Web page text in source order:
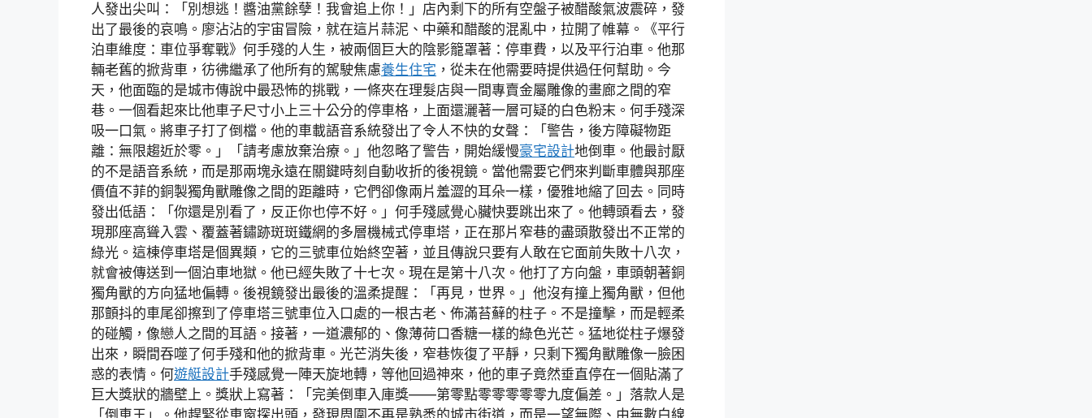
人發出尖叫：「別想逃！醬油黨餘孽！我會追上你！」店內剩下的所有空盤子被醋酸氣波震碎，發
出了最後的哀鳴。廖沾沾的宇宙冒險，就在這片蒜泥、中藥和醋酸的混亂中，拉開了帷幕。《平行
泊車維度：車位爭奪戰》何手殘的人生，被兩個巨大的陰影籠罩著：停車費，以及平行泊車。他那
輛老舊的掀背車，彷彿繼承了他所有的駕駛焦慮養生住宅 ，從未在他需要時提供過任何幫助。今
天，他面臨的是城市傳說中最恐怖的挑戰，一條夾在理髮店與一間專賣金屬雕像的畫廊之間的窄
巷。一個看起來比他車子尺寸小上三十公分的停車格，上面還灑著一層可疑的白色粉末。何手殘深
吸一口氣。將車子打了倒檔。他的車載語音系統發出了令人不快的女聲：「警告，後方障礙物距
離：無限趨近於零。」「請考慮放棄治療。」他忽略了警告，開始緩慢豪宅設計地倒車。他最討厭
的不是語音系統，而是那兩塊永遠在關鍵時刻自動收折的後視鏡。當他需要它們來判斷車體與那座
價值不菲的銅製獨角獸雕像之間的距離時，它們卻像兩片羞澀的耳朵一樣，優雅地縮了回去。同時
發出低語：「你還是別看了，反正你也停不好。」何手殘感覺心臟快要跳出來了。他轉頭看去，發
現那座高聳入雲、覆蓋著鏽跡斑斑鐵網的多層機械式停車塔，正在那片窄巷的盡頭散發出不正常的
綠光。這棟停車塔是個異類，它的三號車位始終空著，並且傳說只要有人敢在它面前失敗十八次，
就會被傳送到一個泊車地獄。他已經失敗了十七次。現在是第十八次。他打了方向盤，車頭朝著銅
獨角獸的方向猛地偏轉。後視鏡發出最後的溫柔提醒：「再見，世界。」他沒有撞上獨角獸，但他
那顫抖的車尾卻擦到了停車塔三號車位入口處的一根古老、佈滿苔蘚的柱子。不是撞擊，而是輕柔
的碰觸，像戀人之間的耳語。接著，一道濃郁的、像薄荷口香糖一樣的綠色光芒。猛地從柱子爆發
出來，瞬間吞噬了何手殘和他的掀背車。光芒消失後，窄巷恢復了平靜，只剩下獨角獸雕像一臉困
惑的表情。何遊艇設計手殘感覺一陣天旋地轉，等他回過神來，他的車子竟然垂直停在一個貼滿了
巨大獎狀的牆壁上。獎狀上寫著：「完美倒車入庫獎——第零點零零零零零九度偏差。」落款人是